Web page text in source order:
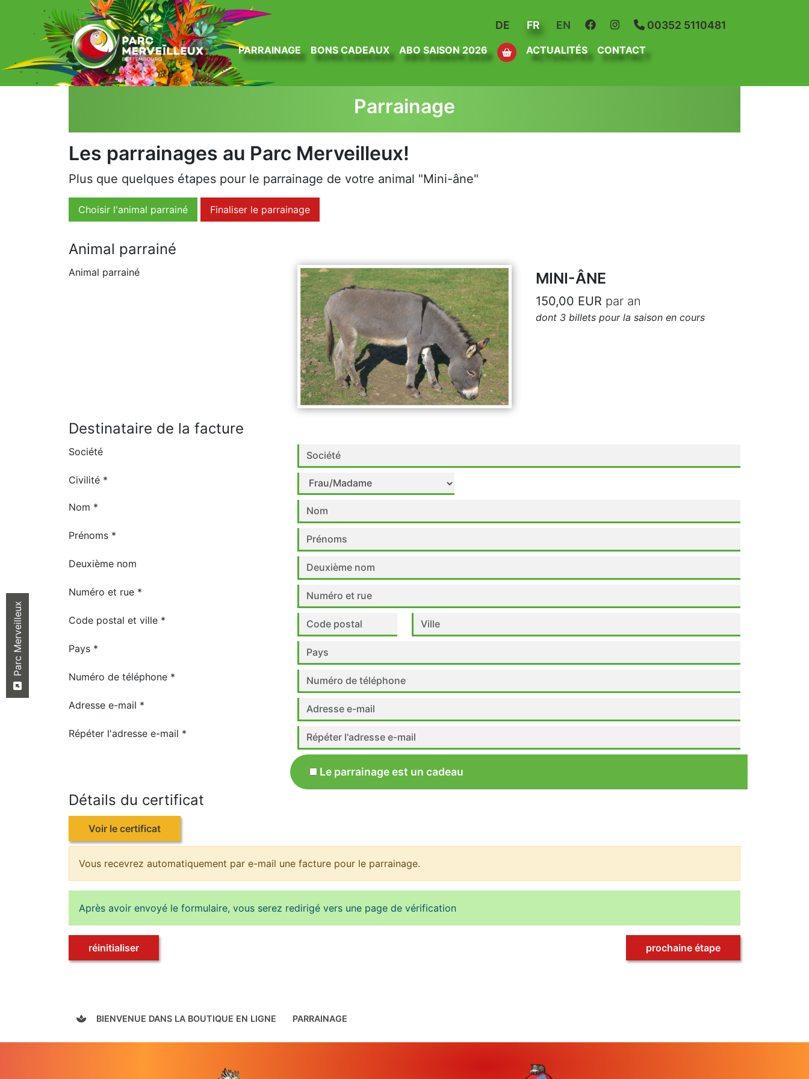
zum Inhalt
DE FR EN 00352 5110481
PARRAINAGE BONS CADEAUX ABO SAISON 2026 ACTUALITÉS CONTACT
Parrainage
Les parrainages au Parc Merveilleux!
Plus que quelques étapes pour le parrainage de votre animal "Mini-âne"
Choisir l'animal parrainé Finaliser le parrainage
Animal parrainé
Animal parrainé MINI-ÂNE
150,00 EUR par an
dont 3 billets pour la saison en cours
Destinataire de la facture
Société
Civilité *
Nom *
Prénoms *
Deuxième nom
Numéro et rue *
Code postal et ville *
Pays *
Numéro de téléphone *
Adresse e-mail *
Répéter l'adresse e-mail *
Le parrainage est un cadeau
Détails du certificat
Voir le certificat
Vous recevrez automatiquement par e-mail une facture pour le parrainage.
Après avoir envoyé le formulaire, vous serez redirigé vers une page de vérification
réinitialiser prochaine étape
BIENVENUE DANS LA BOUTIQUE EN LIGNE PARRAINAGE
Parc Merveilleux